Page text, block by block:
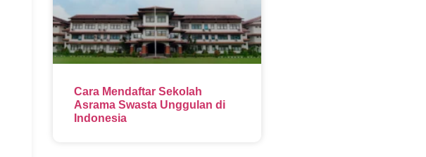
Cara Mendaftar Sekolah
Asrama Swasta Unggulan di
Indonesia